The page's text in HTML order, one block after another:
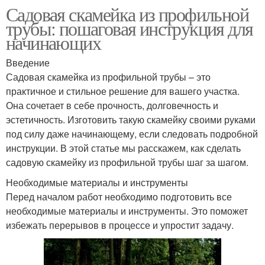
Садовая скамейка из профильной
трубы: пошаговая инструкция для
начинающих
Введение
Садовая скамейка из профильной трубы – это
практичное и стильное решение для вашего участка.
Она сочетает в себе прочность, долговечность и
эстетичность. Изготовить такую скамейку своими руками
под силу даже начинающему, если следовать подробной
инструкции. В этой статье мы расскажем, как сделать
садовую скамейку из профильной трубы шаг за шагом.
Необходимые материалы и инструменты
Перед началом работ необходимо подготовить все
необходимые материалы и инструменты. Это поможет
избежать перерывов в процессе и упростит задачу.